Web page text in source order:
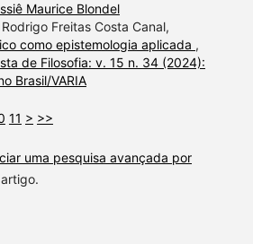
Maurice Blondel
Freitas Costa Canal,
como epistemologia aplicada ,
de Filosofia: v. 15 n. 34 (2024):
Brasil/VARIA
11 > >>
uma pesquisa avançada por